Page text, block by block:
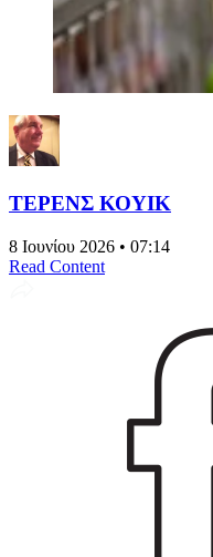
ΤΕΡΕΝΣ ΚΟΥΙΚ
8 Ιουνίου 2026 • 07:14
Read Content